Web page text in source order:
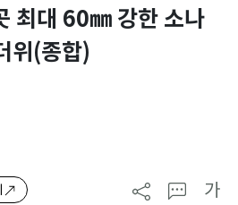
최대 60㎜ 강한 소나
위(종합)
가